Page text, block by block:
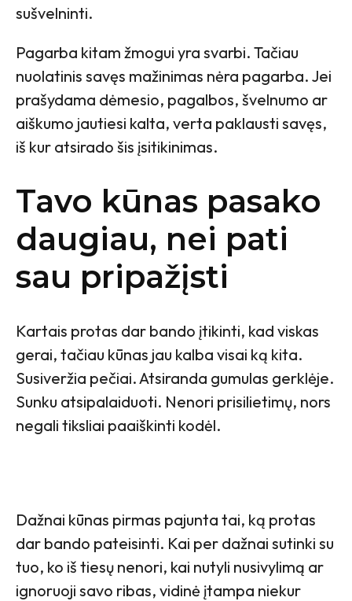
sušvelninti.
Pagarba kitam žmogui yra svarbi. Tačiau
nuolatinis savęs mažinimas nėra pagarba. Jei
prašydama dėmesio, pagalbos, švelnumo ar
aiškumo jautiesi kalta, verta paklausti savęs,
iš kur atsirado šis įsitikinimas.
Tavo kūnas pasako
daugiau, nei pati
sau pripažįsti
Kartais protas dar bando įtikinti, kad viskas
gerai, tačiau kūnas jau kalba visai ką kita.
Susiveržia pečiai. Atsiranda gumulas gerklėje.
Sunku atsipalaiduoti. Nenori prisilietimų, nors
negali tiksliai paaiškinti kodėl.
Dažnai kūnas pirmas pajunta tai, ką protas
dar bando pateisinti. Kai per dažnai sutinki su
tuo, ko iš tiesų nenori, kai nutyli nusivylimą ar
ignoruoji savo ribas, vidinė įtampa niekur